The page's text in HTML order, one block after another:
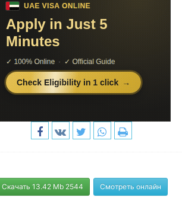
Скачать 13.42 Mb 2544 Смотреть онлайн